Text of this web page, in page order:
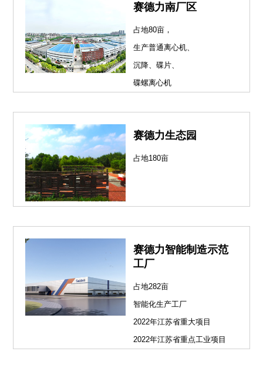
赛德力南厂区
占地80亩，
生产普通离心机、
沉降、碟片、
碟螺离心机
赛德力生态园
占地180亩
赛德力智能制造示范
工厂
占地282亩
智能化生产工厂
2022年江苏省重大项目
2022年江苏省重点工业项目